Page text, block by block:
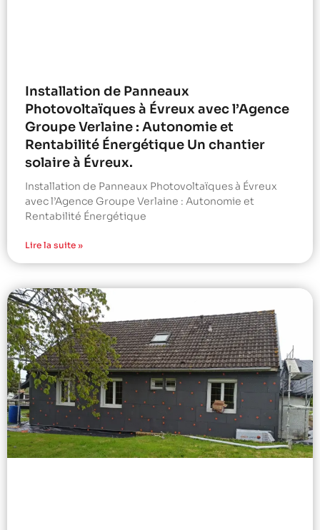
Installation de Panneaux
Photovoltaïques à Évreux avec l’Agence
Groupe Verlaine : Autonomie et
Rentabilité Énergétique Un chantier
solaire à Évreux.
Installation de Panneaux Photovoltaïques à Évreux
avec l’Agence Groupe Verlaine : Autonomie et
Rentabilité Énergétique
Lire la suite »